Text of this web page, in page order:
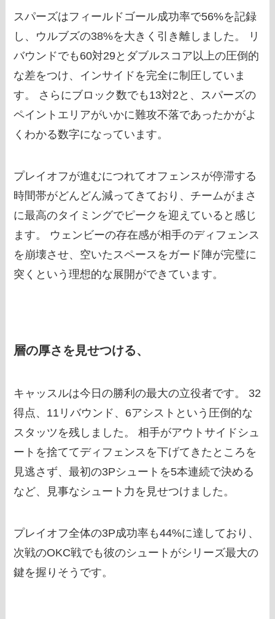
スパーズはフィールドゴール成功率で56%を記録
し、ウルブズの38%を大きく引き離しました。 リ
バウンドでも60対29とダブルスコア以上の圧倒的
な差をつけ、インサイドを完全に制圧していま
す。 さらにブロック数でも13対2と、スパーズの
ペイントエリアがいかに難攻不落であったかがよ
くわかる数字になっています。
プレイオフが進むにつれてオフェンスが停滞する
時間帯がどんどん減ってきており、チームがまさ
に最高のタイミングでピークを迎えていると感じ
ます。 ウェンビーの存在感が相手のディフェンス
を崩壊させ、空いたスペースをガード陣が完璧に
突くという理想的な展開ができています。
層の厚さを見せつける、
キャッスルは今日の勝利の最大の立役者です。 32
得点、11リバウンド、6アシストという圧倒的な
スタッツを残しました。 相手がアウトサイドシュ
ートを捨ててディフェンスを下げてきたところを
見逃さず、最初の3Pシュートを5本連続で決める
など、見事なシュート力を見せつけました。
プレイオフ全体の3P成功率も44%に達しており、
次戦のOKC戦でも彼のシュートがシリーズ最大の
鍵を握りそうです。